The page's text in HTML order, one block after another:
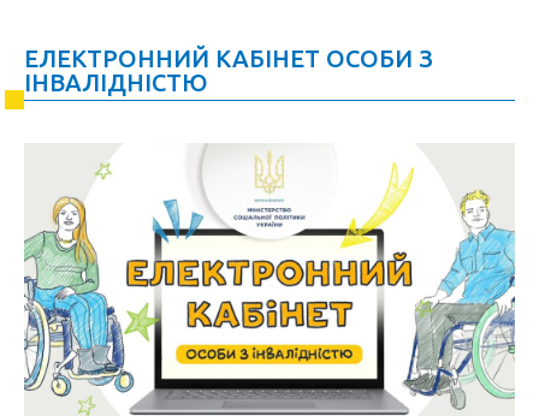
ЕЛЕКТРОННИЙ КАБІНЕТ ОСОБИ З
ІНВАЛІДНІСТЮ